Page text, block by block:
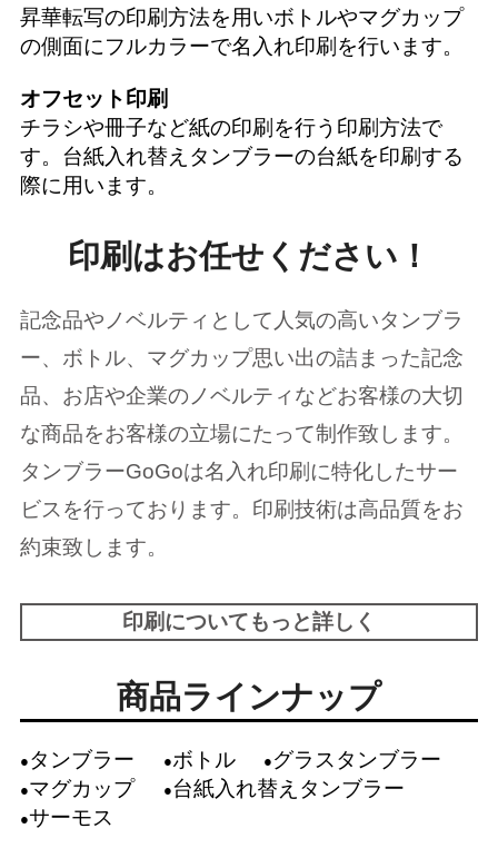
昇華転写の印刷方法を用いボトルやマグカップ
の側面にフルカラーで名入れ印刷を行います。
オフセット印刷
チラシや冊子など紙の印刷を行う印刷方法で
す。台紙入れ替えタンブラーの台紙を印刷する
際に用います。
印刷はお任せください！
記念品やノベルティとして人気の高いタンブラ
ー、ボトル、マグカップ思い出の詰まった記念
品、お店や企業のノベルティなどお客様の大切
な商品をお客様の立場にたって制作致します。
タンブラーGoGoは名入れ印刷に特化したサー
ビスを行っております。印刷技術は高品質をお
約束致します。
印刷についてもっと詳しく
商品ラインナップ
タンブラー ボトル
グラスタンブラー
マグカップ
台紙入れ替えタンブラー
サーモス